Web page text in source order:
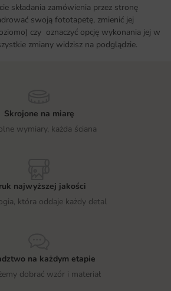
składania zamówienia przez stronę
swoją fototapetę, zmienić jej
czy oznaczyć opcję wykonania jej w
zmiany widzisz na podglądzie.
Skrojone na miarę
wymiary, każda ściana
najwyższej jakości
która oddaje każdy detal
na każdym etapie
dobrać wzór i materiał